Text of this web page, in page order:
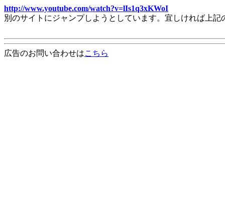
http://www.youtube.com/watch?v=lIs1q3xKWoI
別のサイトにジャンプしようとしています。宜しければ上
広告のお問い合わせはこちら